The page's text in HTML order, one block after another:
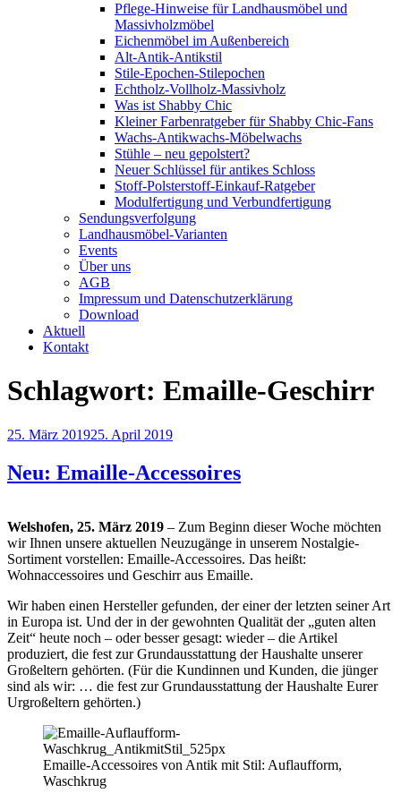
Pflege-Hinweise für Landhausmöbel und
Massivholzmöbel
Eichenmöbel im Außenbereich
Alt-Antik-Antikstil
Stile-Epochen-Stilepochen
Echtholz-Vollholz-Massivholz
Was ist Shabby Chic
Kleiner Farbenratgeber für Shabby Chic-Fans
Wachs-Antikwachs-Möbelwachs
Stühle – neu gepolstert?
Neuer Schlüssel für antikes Schloss
Stoff-Polsterstoff-Einkauf-Ratgeber
Modulfertigung und Verbundfertigung
Sendungsverfolgung
Landhausmöbel-Varianten
Events
Über uns
AGB
Impressum und Datenschutzerklärung
Download
Aktuell
Kontakt
Schlagwort: Emaille-Geschirr
Veröffentlicht
25. März 201925. April 2019
Neu: Emaille-Accessoires
Welshofen, 25. März 2019 – Zum Beginn dieser Woche möchten
wir Ihnen unsere aktuellen Neuzugänge in unserem Nostalgie-
Sortiment vorstellen: Emaille-Accessoires. Das heißt:
Wohnaccessoires und Geschirr aus Emaille.
Wir haben einen Hersteller gefunden, der einer der letzten seiner Art
in Europa ist. Und der in der gewohnten Qualität der „guten alten
Zeit“ heute noch – oder besser gesagt: wieder – die Artikel
produziert, die fest zur Grundausstattung der Haushalte unserer
Großeltern gehörten. (Für die Kundinnen und Kunden, die jünger
sind als wir: … die fest zur Grundausstattung der Haushalte Eurer
Urgroßeltern gehörten.)
Emaille-Accessoires von Antik mit Stil: Auflaufform,
Waschkrug